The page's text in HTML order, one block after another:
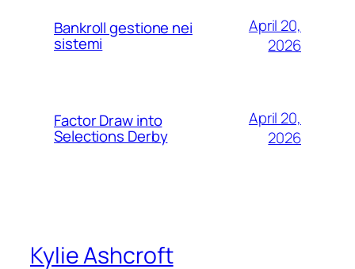
Bankroll gestione nei
sistemi
April 20,
2026
Factor Draw into
Selections Derby
April 20,
2026
Kylie Ashcroft